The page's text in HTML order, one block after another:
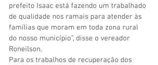
prefeito Isaac está fazendo um trabalhado
de qualidade nos ramais para atender às
famílias que moram em toda zona rural
do nosso município”, disse o vereador
Roneilson.
Para os trabalhos de recuperação dos